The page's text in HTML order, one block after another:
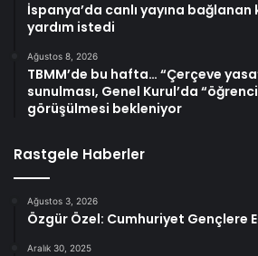
İspanya’da canlı yayına
yardım istedi
Ağustos 8, 2026
TBMM’de bu hafta… “Çerçeve
sunulması, Genel Kurul’da
görüşülmesi bekleniyor
Rastgele Haberler
Ağustos 3, 2026
Özgür Özel: Cumhuriyet Gençlere
Aralık 30, 2025